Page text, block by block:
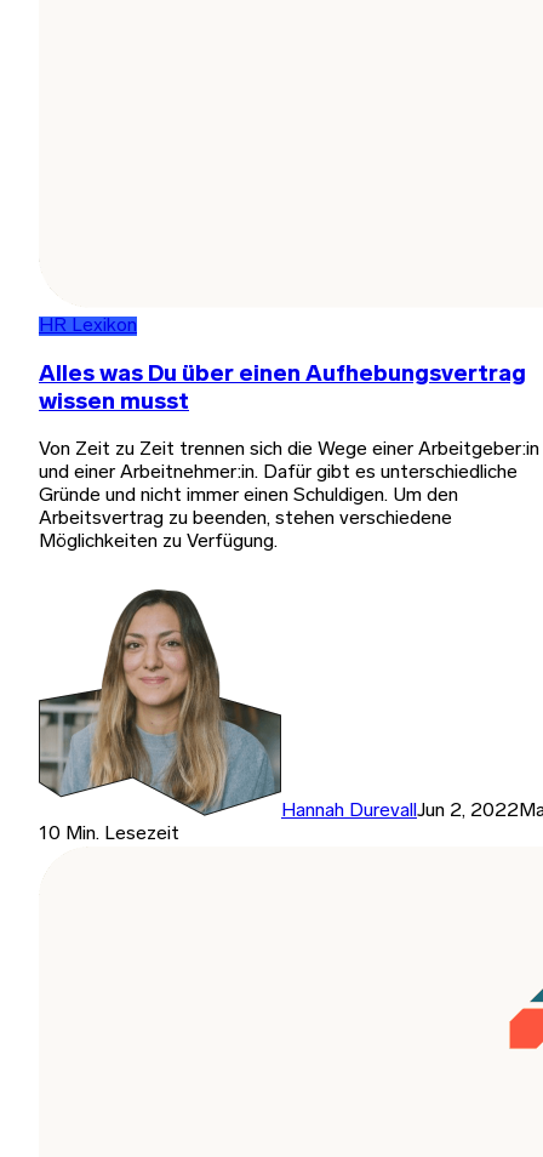
HR Lexikon
Alles was Du über einen Aufhebungsvertrag
wissen musst
Von Zeit zu Zeit trennen sich die Wege einer Arbeitgeber:in
und einer Arbeitnehmer:in. Dafür gibt es unterschiedliche
Gründe und nicht immer einen Schuldigen. Um den
Arbeitsvertrag zu beenden, stehen verschiedene
Möglichkeiten zu Verfügung.
Hannah DurevallJun 2, 2022
10 Min. Lesezeit